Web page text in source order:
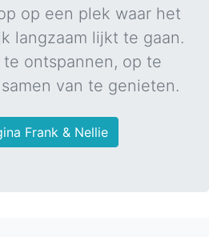
op een plek waar het
langzaam lijkt te gaan.
te ontspannen, op te
van te genieten.
Frank & Nellie